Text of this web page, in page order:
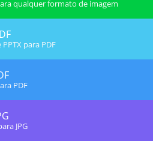
qualquer formato de imagem
para PDF
PDF
JPG